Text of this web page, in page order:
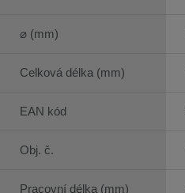
⌀ (mm)
Celková délka (mm)
EAN kód
Obj. č.
Pracovní délka (mm)